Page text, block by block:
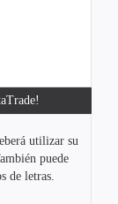
utilizar su
puede
de letras.